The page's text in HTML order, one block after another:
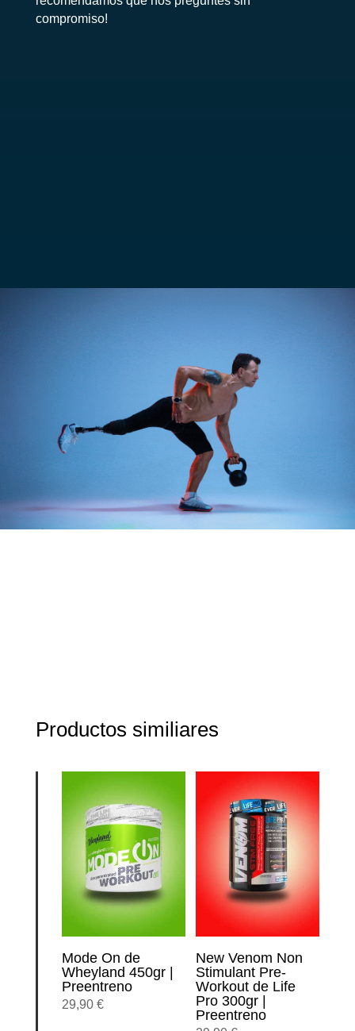
compromiso!
Productos similiares
Mode On de
Wheyland 450gr |
Preentreno
29,90 €
New Venom Non
Stimulant Pre-
Workout de Life
Pro 300gr |
Preentreno